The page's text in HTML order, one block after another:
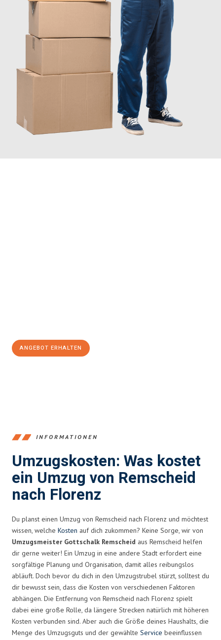
ANGEBOT ERHALTEN
INFORMATIONEN
Umzugskosten: Was kostet
ein Umzug von Remscheid
nach Florenz
Du planst einen Umzug von Remscheid nach Florenz und möchtest
wissen, welche Kosten auf dich zukommen? Keine Sorge, wir von
Umzugsmeister Gottschalk Remscheid aus Remscheid helfen
dir gerne weiter! Ein Umzug in eine andere Stadt erfordert eine
sorgfältige Planung und Organisation, damit alles reibungslos
abläuft. Doch bevor du dich in den Umzugstrubel stürzt, solltest du
dir bewusst sein, dass die Kosten von verschiedenen Faktoren
abhängen. Die Entfernung von Remscheid nach Florenz spielt
dabei eine große Rolle, da längere Strecken natürlich mit höheren
Kosten verbunden sind. Aber auch die Größe deines Haushalts, die
Menge des Umzugsguts und der gewählte Service beeinflussen